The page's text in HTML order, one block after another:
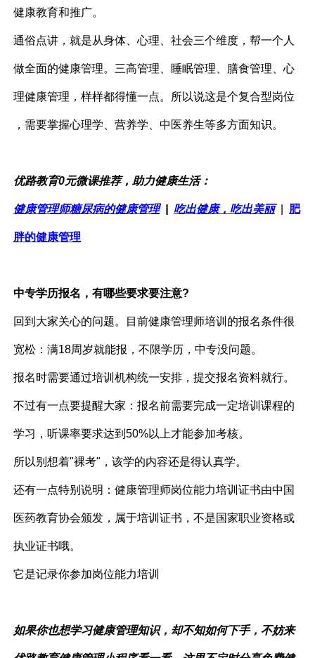
健康教育和推广。
通俗点讲，就是从身体、心理、社会三个维度，帮一个人
做全面的健康管理。三高管理、睡眠管理、膳食管理、心
理健康管理，样样都得懂一点。所以说这是个复合型岗位
，需要掌握心理学、营养学、中医养生等多方面知识。
优路教育0元微课推荐，助力健康生活：
健康管理师糖尿病的健康管理| 吃出健康，吃出美丽| 肥
胖的健康管理
中专学历报名，有哪些要求要注意?
回到大家关心的问题。目前健康管理师培训的报名条件很
宽松：满18周岁就能报，不限学历，中专没问题。
报名时需要通过培训机构统一安排，提交报名资料就行。
不过有一点要提醒大家：报名前需要完成一定培训课程的
学习，听课率要求达到50%以上才能参加考核。
所以别想着"裸考"，该学的内容还是得认真学。
还有一点特别说明：健康管理师岗位能力培训证书由中国
医药教育协会颁发，属于培训证书，不是国家职业资格或
执业证书哦。
它是记录你参加岗位能力培训
如果你也想学习健康管理知识，却不知如何下手，不妨来